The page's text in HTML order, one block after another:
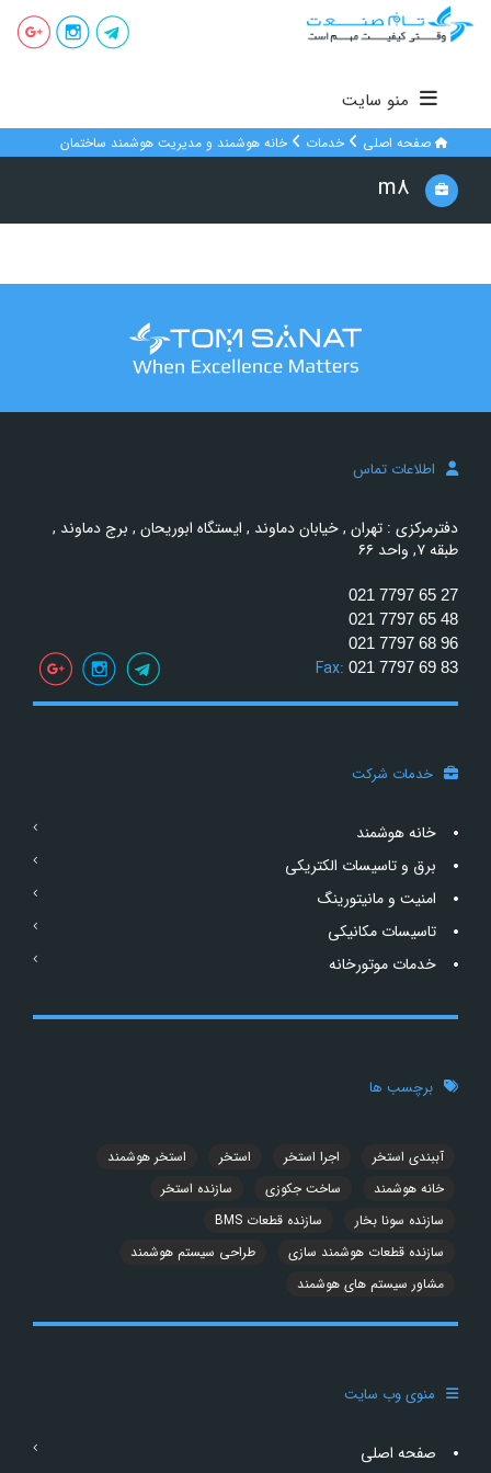
منو سایت
صفحه اصلی خدمات خانه هوشمند و مدیریت هوشمند ساختمان
m8
اطلاعات تماس
دفترمرکزی : تهران , خیابان دماوند , ایستگاه ابوریحان , برج دماوند ,
طبقه ۷, واحد ۶۶
021 7797 65 27
021 7797 65 48
021 7797 68 96
021 7797 69 83
Fax:
خدمات شرکت
خانه هوشمند
برق و تاسیسات الکتریکی
امنیت و مانیتورینگ
تاسیسات مکانیکی
خدمات موتورخانه
برچسب ها
آببندی استخر اجرا استخر استخر
استخر هوشمند
خانه هوشمند
ساخت جکوزی
سازنده استخر
سازنده سونا بخار
سازنده قطعات BMS
سازنده قطعات هوشمند سازی
طراحی سیستم هوشمند
مشاور سیستم های هوشمند
منوی وب سایت
صفحه اصلی